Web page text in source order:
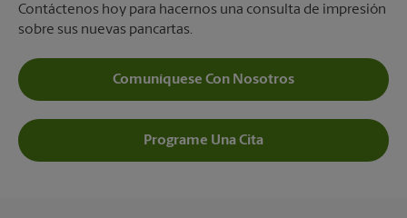
Contáctenos hoy para hacernos una consulta de impresión
sobre sus nuevas pancartas.
Comuníquese Con Nosotros
Programe Una Cita